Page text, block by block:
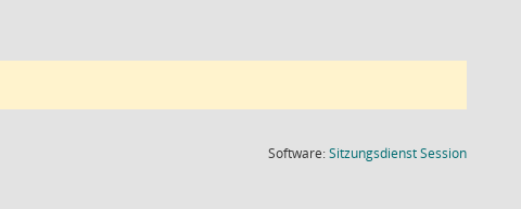
Software:SitzungsdienstSession(Wird in